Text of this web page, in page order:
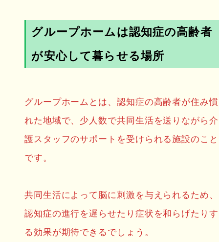
グループホームは認知症の高齢者
が安心して暮らせる場所
グループホームとは、認知症の高齢者が住み慣
れた地域で、少人数で共同生活を送りながら介
護スタッフのサポートを受けられる施設のこと
です。
共同生活によって脳に刺激を与えられるため、
認知症の進行を遅らせたり症状を和らげたりす
る効果が期待できるでしょう。